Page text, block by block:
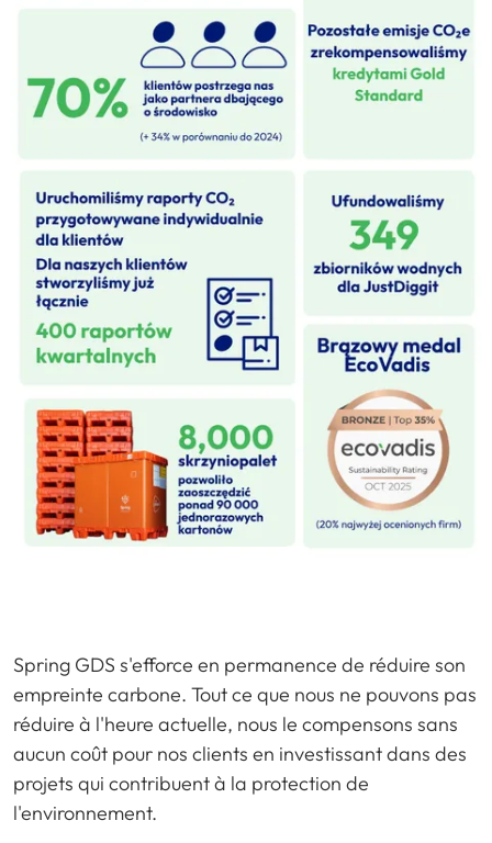
Spring GDS s'efforce en permanence de réduire son
empreinte carbone. Tout ce que nous ne pouvons pas
réduire à l'heure actuelle, nous le compensons sans
aucun coût pour nos clients en investissant dans des
projets qui contribuent à la protection de
l'environnement.